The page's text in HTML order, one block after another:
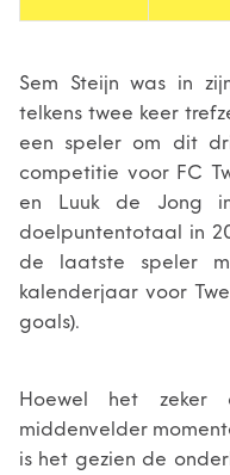
Sem Steijn was in
telkens twee keer
een speler om dit
competitie voor FC
en Luuk de Jong
doelpuntentotaal in
de laatste speler
kalenderjaar voor
goals).
Hoewel het
middenvelder
is het gezien de